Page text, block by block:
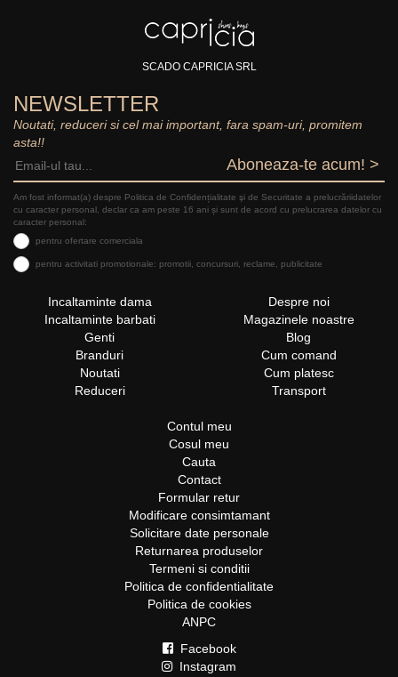
SCADO CAPRICIA SRL
NEWSLETTER
Noutati, reduceri si cel mai important, fara spam-uri, promitem
asta!!
Aboneaza-te acum! >
Am fost informat(a) despre Politica de Confidențialitate şi de Securitate a prelucrăriidatelor
cu caracter personal, declar ca am peste 16 ani și sunt de acord cu prelucrarea datelor cu
caracter personal:
pentru ofertare comerciala
pentru activitati promotionale: promotii, concursuri, reclame, publicitate
Incaltaminte dama
Incaltaminte barbati
Genti
Branduri
Noutati
Reduceri
Despre noi
Magazinele noastre
Blog
Cum comand
Cum platesc
Transport
Contul meu
Cosul meu
Cauta
Contact
Formular retur
Modificare consimtamant
Solicitare date personale
Returnarea produselor
Termeni si conditii
Politica de confidentialitate
Politica de cookies
ANPC
Facebook
Instagram